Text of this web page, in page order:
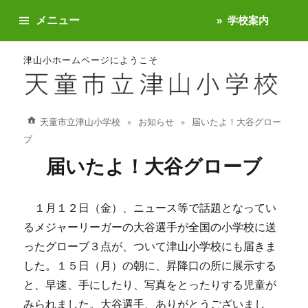
津山小ホームページにようこそ
メニュー 学校案内
天童市立津山小学校 お知らせ
届いたよ！大谷グロー
ブ
届いたよ！大谷グローブ
１月１２日（金）、ニュース等で話題となってい
るメジャーリーガーの大谷選手が全国の小学校に送
ったグローブ３点が、ついて津山小学校にも届きま
した。１５日（月）の朝に、昇降口の所に展示する
と、早速、手にしたり、写真をとったりする児童が
みられました。大谷選手、ありがとうございまし